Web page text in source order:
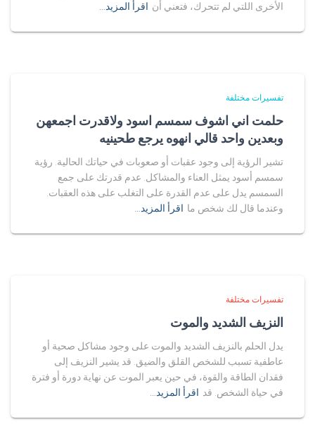
الأخرى اللتي لم تتحرك، فتعني أن اقرأ المزيد…
تفسيرات مختلفة
حلمت اني اشوف سمسم اسود ولاقدرت اجمعهن
وبعدين واحد قالي انهوه يرجع طحينيه
تشير الرؤية إلى وجود عقبات أو صعوبات في حياتك الحالية. رؤية
سمسم أسود يمثل العناء والمشاكل. عدم قدرتك على جمع
السمسم يدل على عدم القدرة على التغلب على هذه العقبات.
وعندما قال لك شخص ما اقرأ المزيد…
تفسيرات مختلفة
النزيف الشديد والموت
يدل الحلم بالنزيف الشديد والموت على وجود مشاكل صحية أو
عاطفية تسبب للشخص القلق والضيق. قد يشير النزيف إلى
فقدان الطاقة والقوة، في حين يعبر الموت عن نهاية دورة أو فترة
في حياة الشخص. قد اقرأ المزيد…